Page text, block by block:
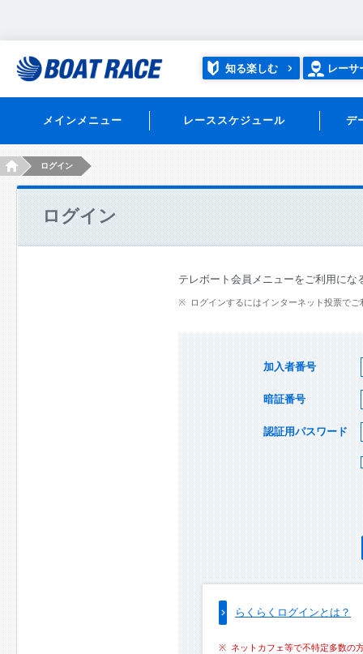
知る楽しむ レーサ
メインメニュー レーススケジュール デ
HOMEログイン
ログイン
テレボート会員メニューをご利用にな
ログインするにはインターネット投票で
加入者番号
暗証番号
認証用パスワード
らくらくログインとは？
ネットカフェ等で不特定多数の